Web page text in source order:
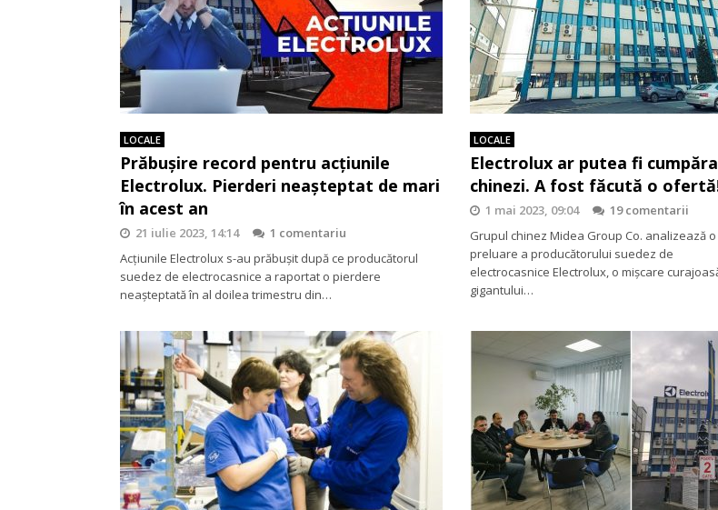
LOCALE
Prăbuşire record pentru acţiunile
Electrolux. Pierderi neaşteptat de mari
în acest an
21 iulie 2023, 14:14
1 comentariu
Acţiunile Electrolux s-au prăbuşit după ce producătorul
suedez de electrocasnice a raportat o pierdere
neaşteptată în al doilea trimestru din…
LOCALE
Electrolux ar putea fi
chinezi. A fost făcută o
1 mai 2023, 09:04
19 comentarii
Grupul chinez Midea Group Co. analizează
preluare a producătorului suedez de
electrocasnice Electrolux, o mişcare
gigantului…